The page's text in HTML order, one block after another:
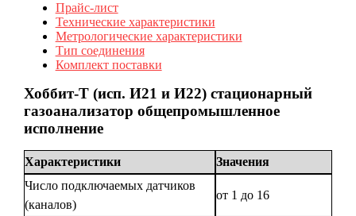
Прайс-лист
Технические характеристики
Метрологические характеристики
Тип соединения
Комплект поставки
Хоббит-Т (исп. И21 и И22) стационарный
газоанализатор общепромышленное
исполнение
Характеристики
Значения
Число подключаемых датчиков
(каналов)
от 1 до 16